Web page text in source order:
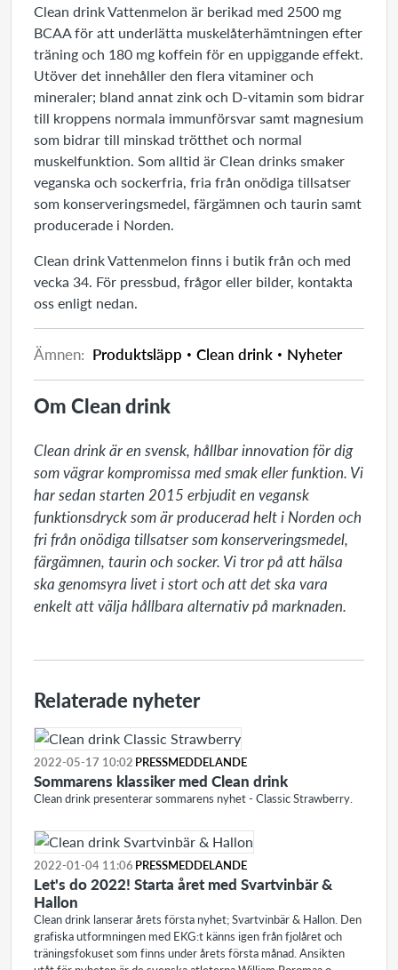
Clean drink Vattenmelon är berikad med 2500 mg
BCAA för att underlätta muskelåterhämtningen efter
träning och 180 mg koffein för en uppiggande effekt.
Utöver det innehåller den flera vitaminer och
mineraler; bland annat zink och D-vitamin som bidrar
till kroppens normala immunförsvar samt magnesium
som bidrar till minskad trötthet och normal
muskelfunktion. Som alltid är Clean drinks smaker
veganska och sockerfria, fria från onödiga tillsatser
som konserveringsmedel, färgämnen och taurin samt
producerade i Norden.
Clean drink Vattenmelon finns i butik från och med
vecka 34. För pressbud, frågor eller bilder, kontakta
oss enligt nedan.
Ämnen: Produktsläpp Clean drink Nyheter
Om Clean drink
Clean drink är en svensk, hållbar innovation för dig
som vägrar kompromissa med smak eller funktion. Vi
har sedan starten 2015 erbjudit en vegansk
funktionsdryck som är producerad helt i Norden och
fri från onödiga tillsatser som konserveringsmedel,
färgämnen, taurin och socker. Vi tror på att hälsa
ska genomsyra livet i stort och att det ska vara
Relaterade nyheter
2022-05-17 10:02 PRESSMEDDELANDE
Sommarens klassiker med Clean drink
Clean drink presenterar sommarens nyhet - Classic Strawberry.
2022-01-04 11:06 PRESSMEDDELANDE
Let's do 2022! Starta året med Svartvinbär &
Hallon
Clean drink lanserar årets första nyhet; Svartvinbär & Hallon. Den
grafiska utformningen med EKG:t känns igen från fjolåret och
träningsfokuset som finns under årets första månad. Ansikten